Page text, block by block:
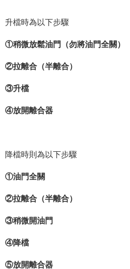
升檔時為以下步驟
①稍微放鬆油門（勿將油門全關）
②拉離合（半離合）
③升檔
④放開離合器
降檔時則為以下步驟
①油門全關
②拉離合（半離合）
③稍微開油門
④降檔
⑤放開離合器